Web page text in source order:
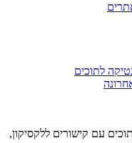
תוכים עם קישורים ללקסיקון,